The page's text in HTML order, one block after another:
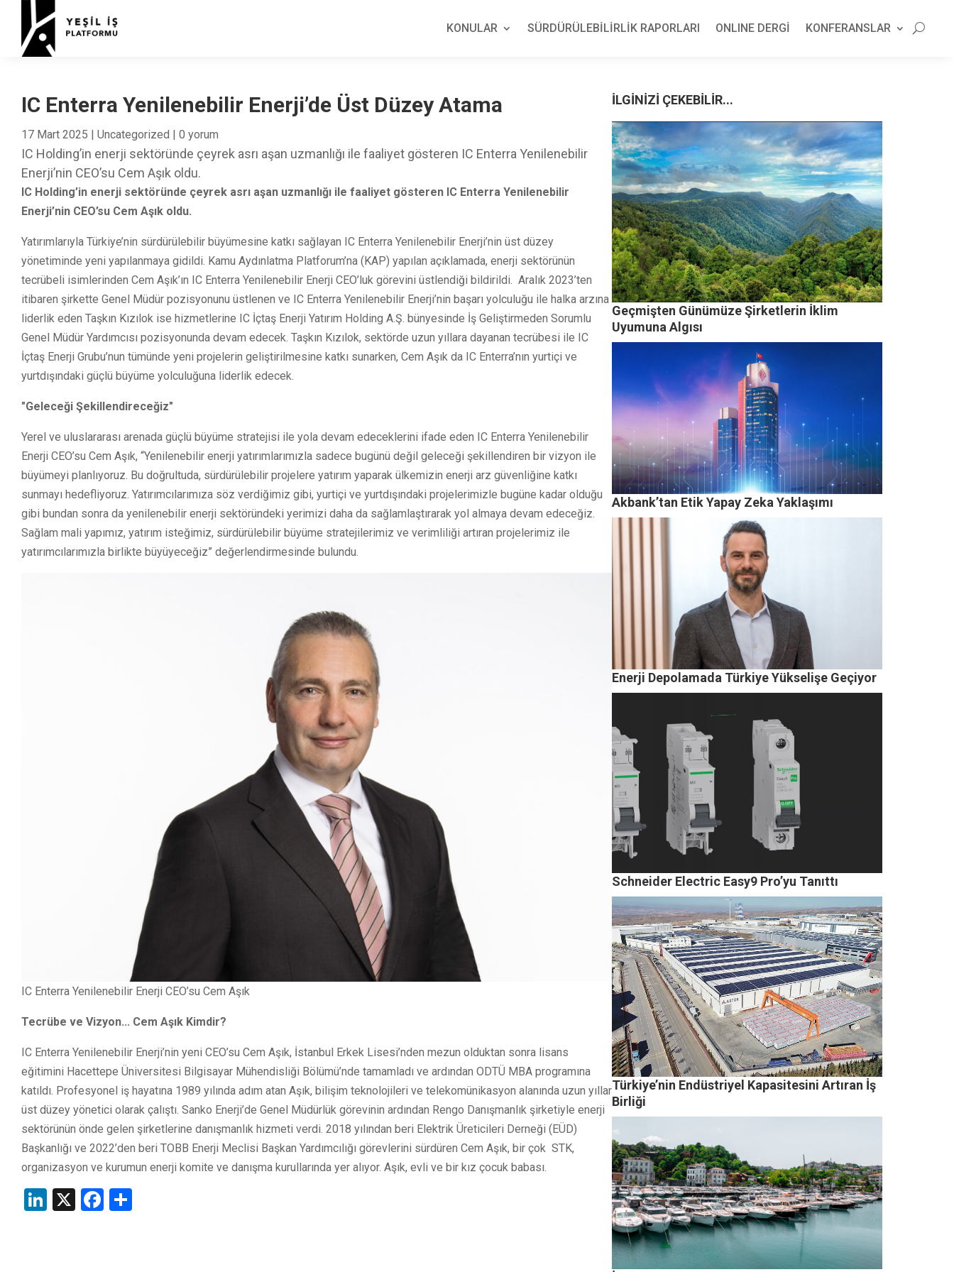
KONULAR SÜRDÜRÜLEBİLİRLİK RAPORLARI ONLINE DERGİ KONFERANSLAR
IC Enterra Yenilenebilir Enerji’de Üst Düzey Atama
17 Mart 2025 | Uncategorized | 0 yorum
IC Holding’in enerji sektöründe çeyrek asrı aşan uzmanlığı ile faaliyet gösteren IC Enterra Yenilenebilir
Enerji’nin CEO’su Cem Aşık oldu.
IC Holding’in enerji sektöründe çeyrek asrı aşan uzmanlığı ile faaliyet gösteren IC Enterra Yenilenebilir
Enerji’nin CEO’su Cem Aşık oldu.
Yatırımlarıyla Türkiye’nin sürdürülebilir büyümesine katkı sağlayan IC Enterra Yenilenebilir Enerji’nin üst düzey
yönetiminde yeni yapılanmaya gidildi. Kamu Aydınlatma Platforum’na (KAP) yapılan açıklamada, enerji sektörünün
tecrübeli isimlerinden Cem Aşık’ın IC Enterra Yenilenebilir Enerji CEO’luk görevini üstlendiği bildirildi. Aralık 2023’ten
itibaren şirkette Genel Müdür pozisyonunu üstlenen ve IC Enterra Yenilenebilir Enerji’nin başarı yolculuğu ile halka arzına
liderlik eden Taşkın Kızılok ise hizmetlerine IC İçtaş Enerji Yatırım Holding A.Ş. bünyesinde İş Geliştirmeden Sorumlu
Genel Müdür Yardımcısı pozisyonunda devam edecek. Taşkın Kızılok, sektörde uzun yıllara dayanan tecrübesi ile IC
İçtaş Enerji Grubu’nun tümünde yeni projelerin geliştirilmesine katkı sunarken, Cem Aşık da IC Enterra’nın yurtiçi ve
yurtdışındaki güçlü büyüme yolculuğuna liderlik edecek.
"Geleceği Şekillendireceğiz"
Yerel ve uluslararası arenada güçlü büyüme stratejisi ile yola devam edeceklerini ifade eden IC Enterra Yenilenebilir
Enerji CEO’su Cem Aşık, “Yenilenebilir enerji yatırımlarımızla sadece bugünü değil geleceği şekillendiren bir vizyon ile
büyümeyi planlıyoruz. Bu doğrultuda, sürdürülebilir projelere yatırım yaparak ülkemizin enerji arz güvenliğine katkı
sunmayı hedefliyoruz. Yatırımcılarımıza söz verdiğimiz gibi, yurtiçi ve yurtdışındaki projelerimizle bugüne kadar olduğu
gibi bundan sonra da yenilenebilir enerji sektöründeki yerimizi daha da sağlamlaştırarak yol almaya devam edeceğiz.
Sağlam mali yapımız, yatırım isteğimiz, sürdürülebilir büyüme stratejilerimiz ve verimliliği artıran projelerimiz ile
yatırımcılarımızla birlikte büyüyeceğiz” değerlendirmesinde bulundu.
IC Enterra Yenilenebilir Enerji CEO’su Cem Aşık
Tecrübe ve Vizyon... Cem Aşık Kimdir?
IC Enterra Yenilenebilir Enerji’nin yeni CEO’su Cem Aşık, İstanbul Erkek Lisesi’nden mezun olduktan sonra lisans
eğitimini Hacettepe Üniversitesi Bilgisayar Mühendisliği Bölümü’nde tamamladı ve ardından ODTÜ MBA programına
katıldı. Profesyonel iş hayatına 1989 yılında adım atan Aşık, bilişim teknolojileri ve telekomünikasyon alanında uzun yıllar
üst düzey yönetici olarak çalıştı. Sanko Enerji’de Genel Müdürlük görevinin ardından Rengo Danışmanlık şirketiyle enerji
sektörünün önde gelen şirketlerine danışmanlık hizmeti verdi. 2018 yılından beri Elektrik Üreticileri Derneği (EÜD)
Başkanlığı ve 2022’den beri TOBB Enerji Meclisi Başkan Yardımcılığı görevlerini sürdüren Cem Aşık, bir çok STK,
organizasyon ve kurumun enerji komite ve danışma kurullarında yer alıyor. Aşık, evli ve bir kız çocuk babası.
LinkedIn
X Facebook
İLGİNİZİ ÇEKEBİLİR...
Geçmişten Günümüze Şirketlerin İklim
Uyumuna Algısı
Akbank’tan Etik Yapay Zeka Yaklaşımı
Enerji Depolamada Türkiye Yükselişe Geçiyor
Schneider Electric Easy9 Pro’yu Tanıttı
Türkiye’nin Endüstriyel Kapasitesini Artıran İş
Birliği